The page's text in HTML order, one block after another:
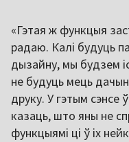
«Гэтая ж функцыя
радаю. Калі будуць
дызайну, мы будзем
не будуць мець
друку. У гэтым сэнсе
казаць, што яны не
функцыямі ці ў іх